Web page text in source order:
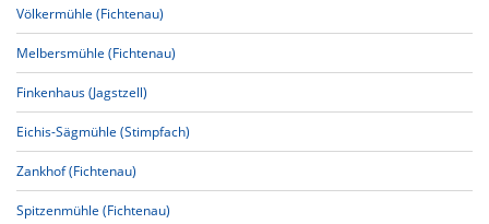
Völkermühle (Fichtenau)
Melbersmühle (Fichtenau)
Finkenhaus (Jagstzell)
Eichis-Sägmühle (Stimpfach)
Zankhof (Fichtenau)
Spitzenmühle (Fichtenau)